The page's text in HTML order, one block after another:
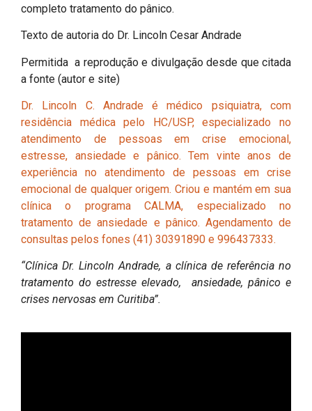
completo tratamento do pânico.
Texto de autoria do Dr. Lincoln Cesar Andrade
Permitida a reprodução e divulgação desde que citada
a fonte (autor e site)
Dr. Lincoln C. Andrade é médico psiquiatra, com
residência médica pelo HC/USP, especializado no
atendimento de pessoas em crise emocional,
estresse, ansiedade e pânico. Tem vinte anos de
experiência no atendimento de pessoas em crise
emocional de qualquer origem. Criou e mantém em sua
clínica o programa CALMA, especializado no
tratamento de ansiedade e pânico. Agendamento de
consultas pelos fones (41) 30391890 e 996437333.
“Clínica Dr. Lincoln Andrade, a clínica de referência no
tratamento do estresse elevado, ansiedade, pânico e
crises nervosas em Curitiba”.